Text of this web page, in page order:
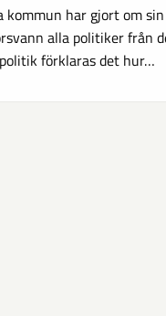
kommun har gjort om
alla politiker från
förklaras det hur…